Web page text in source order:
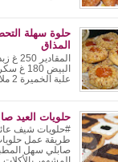
حلوة سهلة
المذاق
علبة الخميرة 2 ملاعق دقيق ...
حلويات العيد
#حلويات شيف
طريقة عمل
صابلي سهل